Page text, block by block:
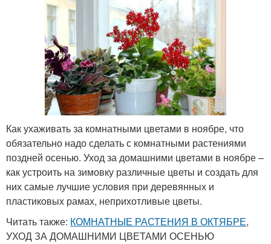
Как ухаживать за комнатными цветами в ноябре, что
обязательно надо сделать с комнатными растениями
поздней осенью. Уход за домашними цветами в ноябре –
как устроить на зимовку различные цветы и создать для
них самые лучшие условия при деревянных и
пластиковых рамах, неприхотливые цветы.
Читать также: КОМНАТНЫЕ РАСТЕНИЯ В ОКТЯБРЕ,
УХОД ЗА ДОМАШНИМИ ЦВЕТАМИ ОСЕНЬЮ